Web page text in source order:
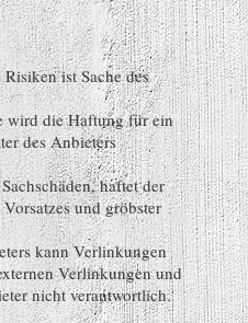
ist Sache des
wird die Haftung für ein
des Anbieters
haftet der
und gröbster
kann Verlinkungen
Verlinkungen und
nicht verantwortlich.